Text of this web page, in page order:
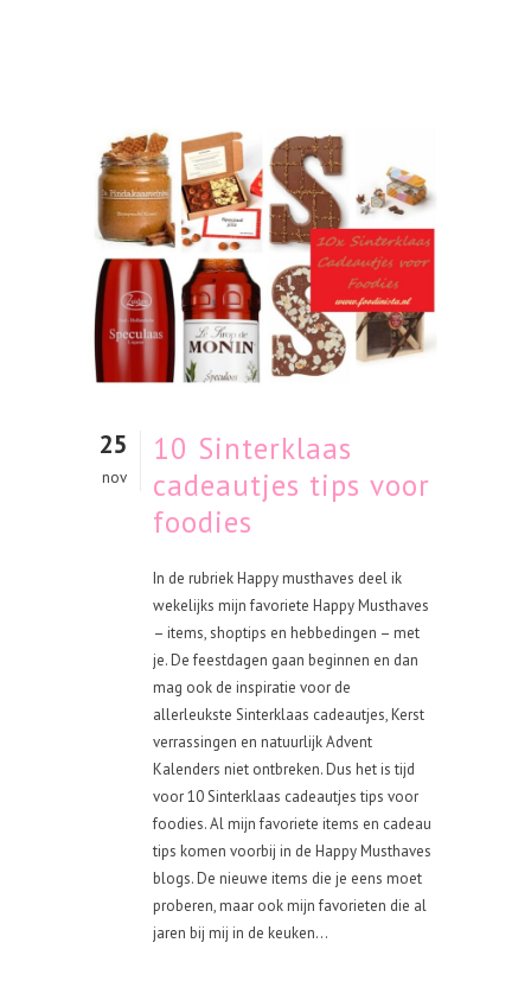
25
nov
10 Sinterklaas
cadeautjes tips voor
foodies
In de rubriek Happy musthaves deel ik
wekelijks mijn favoriete Happy Musthaves
– items, shoptips en hebbedingen – met
je. De feestdagen gaan beginnen en dan
mag ook de inspiratie voor de
allerleukste Sinterklaas cadeautjes, Kerst
verrassingen en natuurlijk Advent
Kalenders niet ontbreken. Dus het is tijd
voor 10 Sinterklaas cadeautjes tips voor
foodies. Al mijn favoriete items en cadeau
tips komen voorbij in de Happy Musthaves
blogs. De nieuwe items die je eens moet
proberen, maar ook mijn favorieten die al
jaren bij mij in de keuken...